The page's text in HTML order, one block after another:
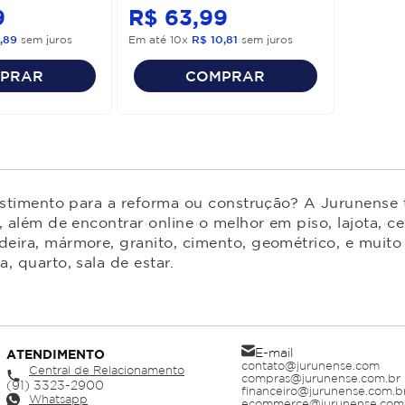
,89 sem juros
R$ 63,99
Em até10x R$ 10,81 sem juros
COMPRAR
para a reforma ou construção? A Jurunense
de encontrar online o melhor em piso, lajota,
mármore, granito, cimento, geométrico, e
quarto, sala de estar.
ATENDIMENTO
Central de Relacionamento
Whatsapp
E-mail
contato@jurunense.com
compras@jurunense.com.br